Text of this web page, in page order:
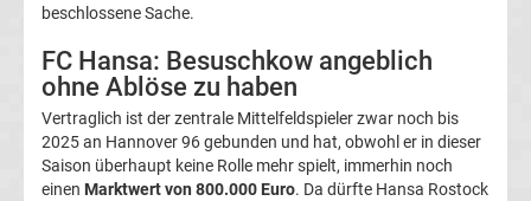
Saarbrücken
Transfergerüchte
1.
FC
beschlossene Sache.
FC Hansa: Besuschkow angeblich
ohne Ablöse zu haben
Vertraglich ist der zentrale Mittelfeldspieler zwar noch bis
2025 an Hannover 96 gebunden und hat, obwohl er in dieser
Saison überhaupt keine Rolle mehr spielt, immerhin noch
einen Marktwert von 800.000 Euro. Da dürfte Hansa Rostock